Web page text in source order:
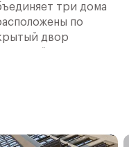
три дома
по
двор
в
досуга под